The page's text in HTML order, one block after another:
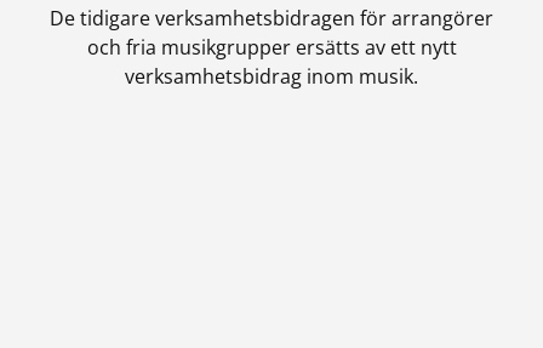
De tidigare verksamhetsbidragen för arrangörer
och fria musikgrupper ersätts av ett nytt
verksamhetsbidrag inom musik.